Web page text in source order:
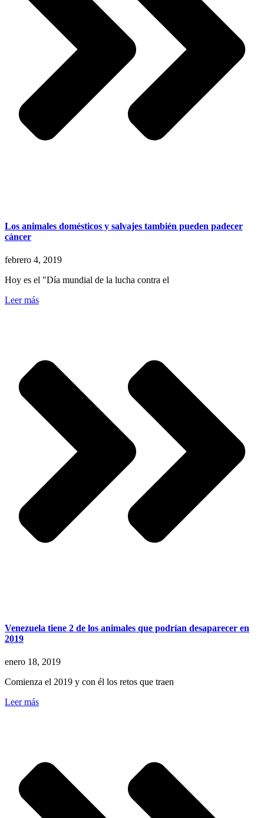
Los animales domésticos y salvajes también pueden padecer
cáncer
febrero 4, 2019
Hoy es el "Día mundial de la lucha contra el
Leer más
Venezuela tiene 2 de los animales que podrían desaparecer en
2019
enero 18, 2019
Comienza el 2019 y con él los retos que traen
Leer más